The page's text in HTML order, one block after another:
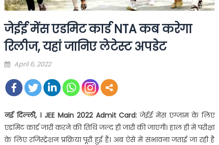
जेईई मेंस एडमिट कार्ड NTA कब करेगा
रिलीज, यहां जानिए लेटेस्ट अपडेट
Posted
April 6, 2022
नई दिल्ली, । JEE Main 2022 Admit Card:जेईई मेंस एग्जाम के लिए
एडमिट कार्ड जारी करने की तिथि जल्द ही जारी की जाएगी। हाल ही में परीक्षा
के लिए रजिस्ट्रेशन प्रक्रिया पूरी हुई है। अब ऐसे में संभावना जताई जा रही है